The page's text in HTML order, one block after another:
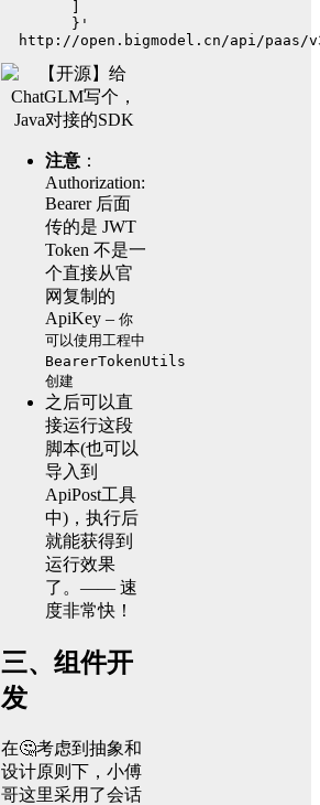
        }'
  http:
//open.bigmodel.cn/api/paas/
注意 ：
Authorization:
Bearer 后面
传的是 JWT
Token 不是一
个直接从官
网复制的
ApiKey – 你
可以使用工程中
BearerTokenUtils
创建
之后可以直
接运行这段
脚本(也可以
导入到
ApiPost工具
中)，执行后
就能获得到
运行效果
了。—— 速
度非常快！
三、组件开
发
在🤔考虑到抽象和
设计原则下，小傅
哥这里采用了会话